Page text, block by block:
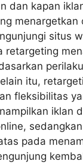
dan kapan
menargetkan
situs
retargeting
itu,
fleksibilitas
iklan
pada